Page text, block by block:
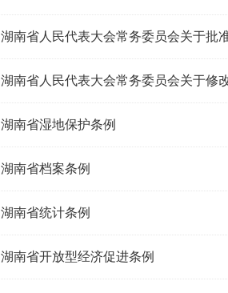
湖南省人民代表大会常务委员会关于批
湖南省湿地保护条例
湖南省档案条例
湖南省统计条例
湖南省开放型经济促进条例